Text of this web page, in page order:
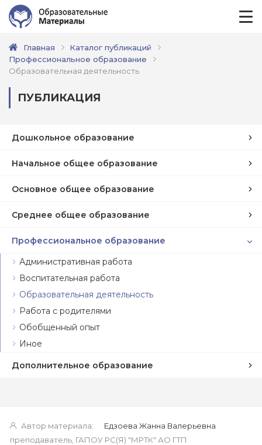
Главная
Каталог публикаций
Профессиональное образование
Образовательная деятельность
ПУБЛИКАЦИЯ
Дошкольное образование
Начальное общее образование
Основное общее образование
Среднее общее образование
Профессиональное образование
Административная работа
Воспитательная работа
Образовательная деятельность
Работа с родителями
Обобщенный опыт
Иное
Дополнительное образование
Автор материала:
Едзоева Жанна Валерьевна
преподаватель, ГАПОУ РС(Я) "МРТК" АО ГТП